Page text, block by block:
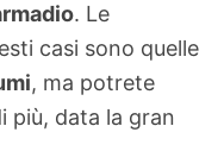
. Le
casi sono quelle
, ma potrete
più, data la gran